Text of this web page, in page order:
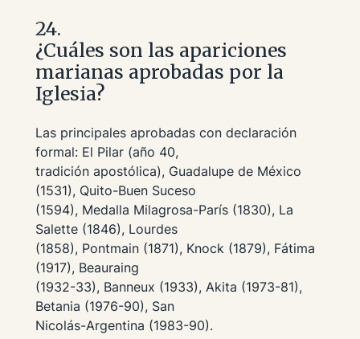
24.
¿Cuáles son las apariciones
marianas aprobadas por la
Iglesia?
Las principales aprobadas con declaración
formal: El Pilar (año 40,
tradición apostólica), Guadalupe de México
(1531), Quito-Buen Suceso
(1594), Medalla Milagrosa-París (1830), La
Salette (1846), Lourdes
(1858), Pontmain (1871), Knock (1879), Fátima
(1917), Beauraing
(1932-33), Banneux (1933), Akita (1973-81),
Betania (1976-90), San
Nicolás-Argentina (1983-90).